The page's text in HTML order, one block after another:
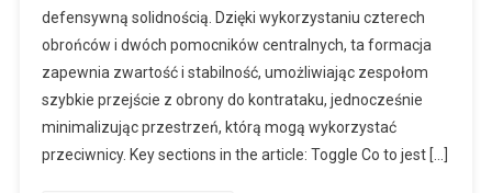
4:
Stabilność
Defensywna,
Do
defensywną solidnością. Dzięki wykorzystaniu czterech
obrońców i dwóch pomocników centralnych, ta formacja
zapewnia zwartość i stabilność, umożliwiając zespołom
szybkie przejście z obrony do kontrataku, jednocześnie
minimalizując przestrzeń, którą mogą wykorzystać
przeciwnicy. Key sections in the article: Toggle Co to jest […]